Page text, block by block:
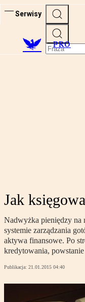
Serwisy
PRO
Jak
Nadwyżka pieniędzy na
systemie zarządzania
aktywa finansowe. Po
kredytowania,
Publikacja: 21.01.2015 04:40